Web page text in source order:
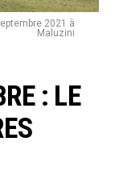
2021 à
Maluzini
: LE